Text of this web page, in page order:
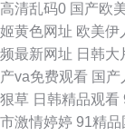
人人操人人舔国产
绿帽 久草精品福利
自拍 日本深夜激情
高清乱码0 国产欧
姬黄色网址 欧美伊
频最新网址 日韩大
产va免费观看 国产
狠草 日韩精品观看
市激情婷婷 91精品